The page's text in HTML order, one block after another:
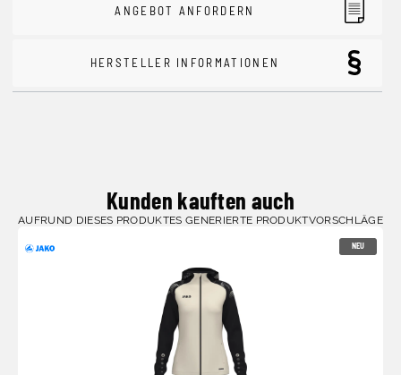
ANGEBOT ANFORDERN
HERSTELLER INFORMATIONEN
Kunden kauften auch
AUFRUND DIESES PRODUKTES GENERIERTE PRODUKTVORSCHLÄGE
NEU